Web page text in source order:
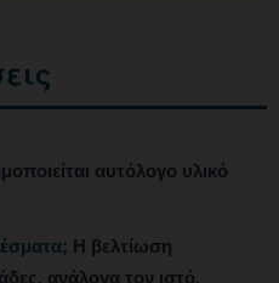
αυτόλογο υλικό
Η βελτίωση
ανάλογα τον ιστό.